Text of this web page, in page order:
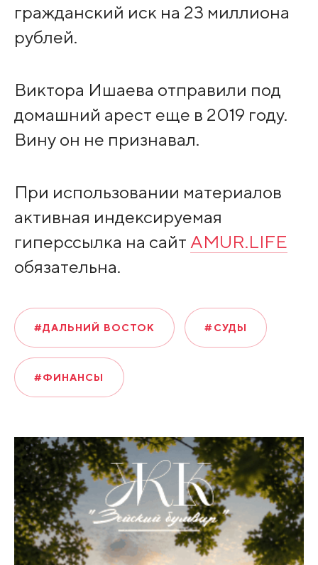
гражданский иск на 23 миллиона
рублей.
Виктора Ишаева отправили под
домашний арест еще в 2019 году.
Вину он не признавал.
При использовании материалов
активная индексируемая
гиперссылка на сайт AMUR.LIFE
обязательна.
#ДАЛЬНИЙ ВОСТОК #СУДЫ
#ФИНАНСЫ